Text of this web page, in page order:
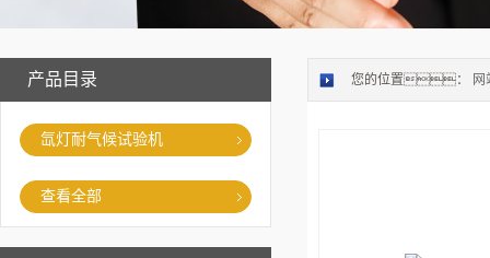
产品目录
氙灯耐气候试验机
查看全部
您的位置： 网